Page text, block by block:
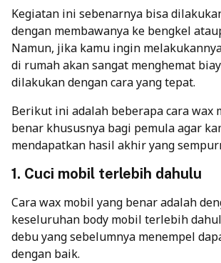
Kegiatan ini sebenarnya bisa
dengan membawanya ke bengkel
Namun, jika kamu ingin
di rumah akan sangat menghemat
dilakukan dengan cara yang tepat.
Berikut ini adalah beberapa cara wax
benar khususnya bagi pemula agar
mendapatkan hasil akhir yang
1. Cuci mobil terlebih dahulu
Cara wax mobil yang benar adalah
keseluruhan body mobil terlebih
debu yang sebelumnya menempel
dengan baik.